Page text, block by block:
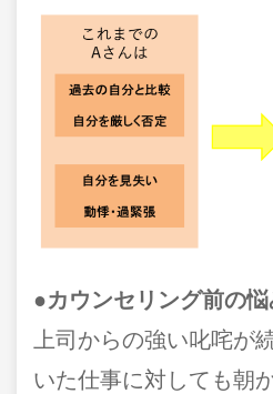
●カウンセリング前の悩
上司からの強い叱咤が
いた仕事に対しても朝